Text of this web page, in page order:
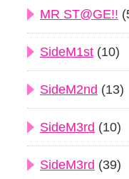
MR ST@GE!!
SideM1st (10)
SideM2nd (13)
SideM3rd (10)
SideM3rd (39)